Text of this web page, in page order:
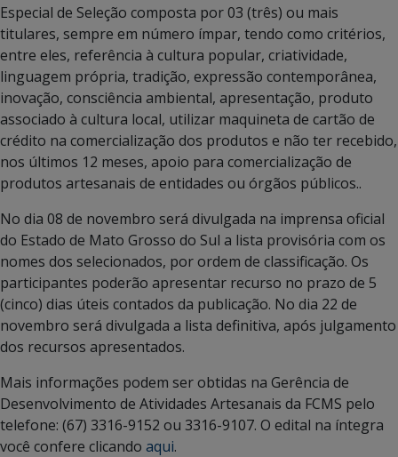
Especial de Seleção composta por 03 (três) ou mais
titulares, sempre em número ímpar, tendo como critérios,
entre eles, referência à cultura popular, criatividade,
linguagem própria, tradição, expressão contemporânea,
inovação, consciência ambiental, apresentação, produto
associado à cultura local, utilizar maquineta de cartão de
crédito na comercialização dos produtos e não ter recebido,
nos últimos 12 meses, apoio para comercialização de
produtos artesanais de entidades ou órgãos públicos..
No dia 08 de novembro será divulgada na imprensa oficial
do Estado de Mato Grosso do Sul a lista provisória com os
nomes dos selecionados, por ordem de classificação. Os
participantes poderão apresentar recurso no prazo de 5
(cinco) dias úteis contados da publicação. No dia 22 de
novembro será divulgada a lista definitiva, após julgamento
dos recursos apresentados.
Mais informações podem ser obtidas na Gerência de
Desenvolvimento de Atividades Artesanais da FCMS pelo
telefone: (67) 3316-9152 ou 3316-9107. O edital na íntegra
você confere clicando aqui.